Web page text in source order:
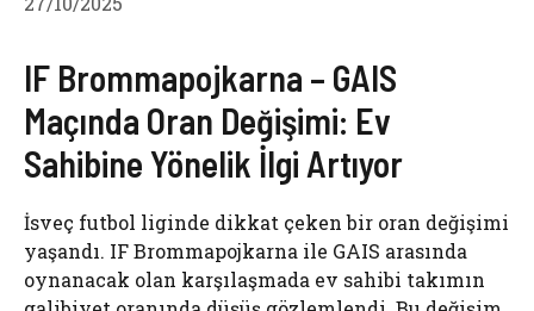
IF Brommapojkarna – GAIS
Maçında Oran Değişimi: Ev
Sahibine Yönelik İlgi Artıyor
İsveç futbol liginde dikkat çeken bir oran değişimi
yaşandı. IF Brommapojkarna ile GAIS arasında
oynanacak olan karşılaşmada ev sahibi takımın